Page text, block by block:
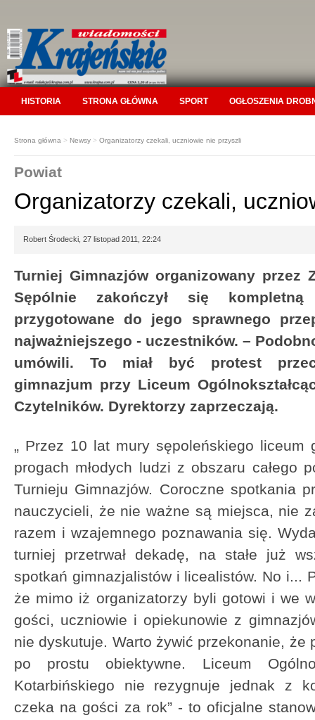
HISTORIA STRONA GŁÓWNA SPORT OGŁOSZENIA
Strona główna > Newsy > Organizatorzy czekali, uczniowie nie przyszli
Powiat
Organizatorzy czekali,
Robert Środecki, 27 listopad 2011, 22:24
Turniej Gimnazjów organizowany przez
Sępólnie zakończył się
przygotowane do jego sprawnego
najważniejszego - uczestników. –
umówili. To miał być protest
gimnazjum przy Liceum
Czytelników. Dyrektorzy zaprzeczają.
„ Przez 10 lat mury sępoleńskiego liceum
progach młodych ludzi z obszaru całego
Turnieju Gimnazjów. Coroczne spotkania
nauczycieli, że nie ważne są miejsca, nie
razem i wzajemnego poznawania się.
turniej przetrwał dekadę, na stałe już
spotkań gimnazjalistów i licealistów. No i...
że mimo iż organizatorzy byli gotowi i we
gości, uczniowie i opiekunowie z
nie dyskutuje. Warto żywić przekonanie, że
po prostu obiektywne. Liceum
Kotarbińskiego nie rezygnuje jednak z
czeka na gości za rok” - to oficjalne